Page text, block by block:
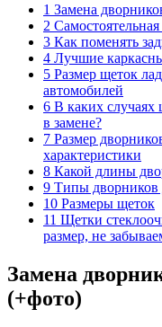
1 Замена
2
3 Как поменять
4 Лучшие
5 Размер щеток
автомобилей
6 В каких случаях
в замене?
7 Размер
характеристики
8 Какой длины
9 Типы дворников
10 Размеры щеток
11 Щетки
размер, не
Замена
(+фото)